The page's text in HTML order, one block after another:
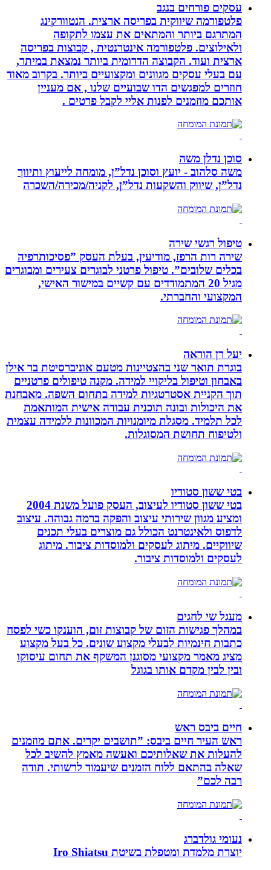
עסקים פורחים בנגב
פלטפורמה שיווקית בפריסה ארצית. הנטוורקינג
המתרגם ביותר והמתאים את עצמו לתקופה
ולאילוצים. פלטפורמה אינטרנטית , קבוצות בפריסה
ארצית ועוד. הקבוצה הדרומית ביותר נמצאת במיתר,
עם בעלי עסקים מגוונים ומקצועיים ביותר. בקרוב מאוד
חוזרים למפגשים הדו שבועיים שלנו , אם מעניין
אותכם מוזמנים לפנות אליי לקבל פרטים .
סוכן נדלן משה
משה סלהוב - יועץ וסוכן נדל”ן, מומחה לייעוץ ותיווך
נדל”ן, שיווק והשקעות נדל”ן, לקניה/מכירה/השכרה
טיפול רגשי שירה
שירה רות הרפז, מודיעין, בעלת העסק ”פסיכותרפיה
בכלים שלובים”. טיפול פרטני לבוגרים צעירים ומבוגרים
מגיל 20 המתמודדים עם קשיים במישור האישי,
המקצועי והחברתי.
יעל רן הוראה
בוגרת תואר שני בהצטיינות מטעם אוניברסיטת בר אילן
באבחון וטיפול בליקויי למידה. מקנה טיפולים פרטניים
תוך הקניית אסטרטגיות למידה בתחום השפה. מאבחנת
את היכולות ובונה תוכנית עבודה אישית המותאמת
לכל תלמיד. מסגלת מיומנויות המכוונות ללמידה עצמית
ולטיפוח תחושת המסוגלות.
בטי ששון סטודיו
בטי ששון סטודיו לעיצוב, העסק פועל משנת 2004
ומציע מגוון שירותי עיצוב והפקה ברמה גבוהה. עיצוב
לדפוס ולאינטרנט הכולל גם מוצרים בעלי תכנים
שיווקיים. מיתוג לעסקים ולמוסדות ציבור. מיתוג
לעסקים ולמוסדות ציבור.
מעגל שי לחגים
במהלך פגישות הזום של קבוצות זום, הוענקו כשי לפסח
כתבות חינמיות לבעלי מקצוע שונים. כל בעל מקצוע
מציג מאמר מקצועי מסוגנן המשקף את תחום עיסוקו
ובין לבין מקדם אותו בגוגל
חיים ביבס ראש
ראש העיר חיים ביבס: ”תושבים יקרים. אתם מוזמנים
להעלות את שאלותיכם ואעשה מאמץ להשיב לכל
שאלה בהתאם ללוח הזמנים שיעמוד לרשותי. תודה
רבה לכם”
נעומי גולדברג
יוצרת מלמדת ומטפלת בשיטת Iro Shiatsu